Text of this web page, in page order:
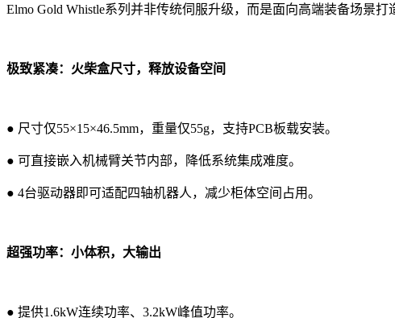
Elmo Gold Whistle系列并非传统伺服升级，而是面向高端装备场景
极致紧凑：火柴盒尺寸，释放设备空间
● 尺寸仅55×15×46.5mm，重量仅55g，支持PCB板载安装。
● 可直接嵌入机械臂关节内部，降低系统集成难度。
● 4台驱动器即可适配四轴机器人，减少柜体空间占用。
超强功率：小体积，大输出
● 提供1.6kW连续功率、3.2kW峰值功率。